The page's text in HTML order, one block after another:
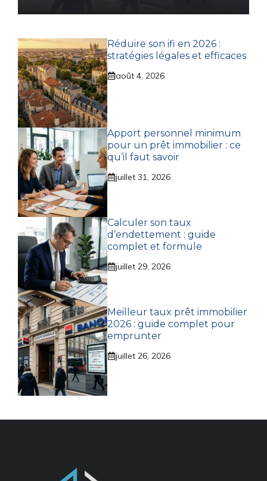
Réduire son ifi en 2026 :
stratégies légales et efficaces
août 4, 2026
Apport personnel minimum
pour un prêt immobilier : ce
qu’il faut savoir
juillet 31, 2026
Calculer son taux
d’endettement : guide
complet et formule
juillet 29, 2026
Meilleur taux prêt immobilier
2026 : guide complet pour
emprunter
juillet 26, 2026